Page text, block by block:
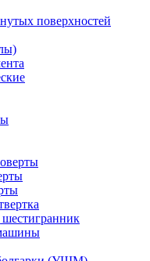
поверхностей